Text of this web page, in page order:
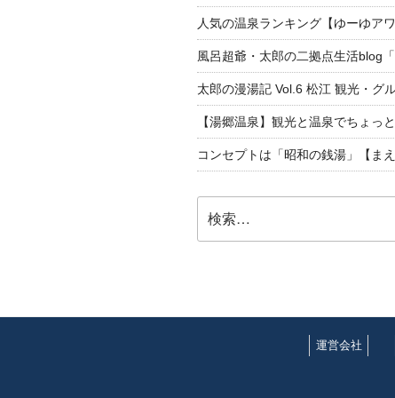
人気の温泉ランキング【ゆーゆア
風呂超爺・太郎の二拠点生活blog
太郎の漫湯記 Vol.6 松江 観光・グ
【湯郷温泉】観光と温泉でちょっ
コンセプトは「昭和の銭湯」【ま
索:
運営会社